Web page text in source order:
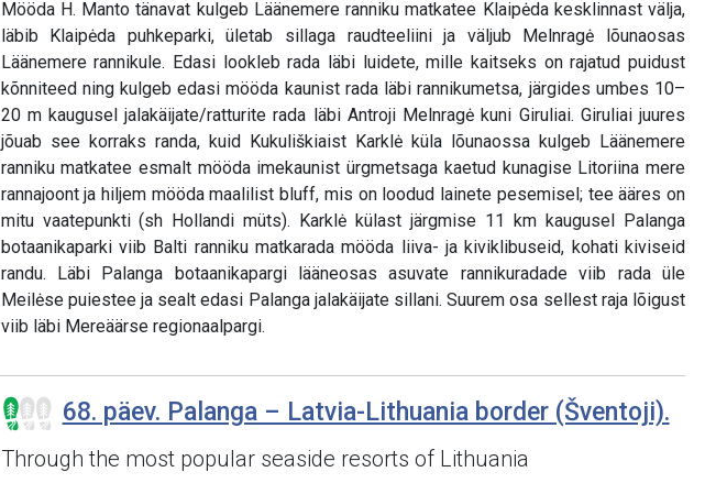
Mööda H. Manto tänavat kulgeb Läänemere ranniku matkatee Klaipėda kesklinnast välja,
läbib Klaipėda puhkeparki, ületab sillaga raudteeliini ja väljub Melnragė lõunaosas
Läänemere rannikule. Edasi lookleb rada läbi luidete, mille kaitseks on rajatud puidust
kõnniteed ning kulgeb edasi mööda kaunist rada läbi rannikumetsa, järgides umbes 10–
20 m kaugusel jalakäijate/ratturite rada läbi Antroji Melnragė kuni Giruliai. Giruliai juures
jõuab see korraks randa, kuid Kukuliškiaist Karklė küla lõunaossa kulgeb Läänemere
ranniku matkatee esmalt mööda imekaunist ürgmetsaga kaetud kunagise Litoriina mere
rannajoont ja hiljem mööda maalilist bluff, mis on loodud lainete pesemisel; tee ääres on
mitu vaatepunkti (sh Hollandi müts). Karklė külast järgmise 11 km kaugusel Palanga
botaanikaparki viib Balti ranniku matkarada mööda liiva- ja kiviklibuseid, kohati kiviseid
randu. Läbi Palanga botaanikapargi lääneosas asuvate rannikuradade viib rada üle
Meilėse puiestee ja sealt edasi Palanga jalakäijate sillani. Suurem osa sellest raja lõigust
viib läbi Mereäärse regionaalpargi.
68. päev. Palanga – Latvia-Lithuania border (Šventoji).
Through the most popular seaside resorts of Lithuania